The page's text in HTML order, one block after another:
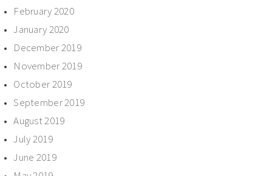
February 2020
January 2020
December 2019
November 2019
October 2019
September 2019
August 2019
July 2019
June 2019